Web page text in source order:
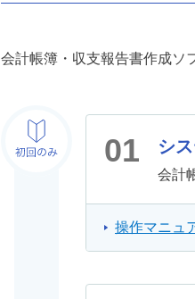
会計帳簿・収支報告書作成ソ
01 シ
会計
操作マニュ